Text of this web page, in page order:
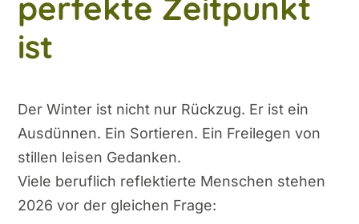
perfekte Zeitpunkt
ist
Der Winter ist nicht nur Rückzug. Er ist ein
Ausdünnen. Ein Sortieren. Ein Freilegen von
stillen leisen Gedanken.
Viele beruflich reflektierte Menschen stehen
2026 vor der gleichen Frage: